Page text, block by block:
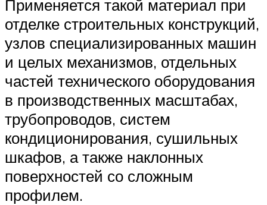
Применяется такой материал при
отделке строительных конструкций,
узлов специализированных машин
и целых механизмов, отдельных
частей технического оборудования
в производственных масштабах,
трубопроводов, систем
кондиционирования, сушильных
шкафов, а также наклонных
поверхностей со сложным
профилем.